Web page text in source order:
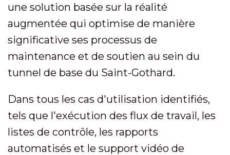
une solution basée sur la réalité
augmentée qui optimise de manière
significative ses processus de
maintenance et de soutien au sein du
tunnel de base du Saint-Gothard.
Dans tous les cas d'utilisation identifiés,
tels que l'exécution des flux de travail, les
listes de contrôle, les rapports
automatisés et le support vidéo de